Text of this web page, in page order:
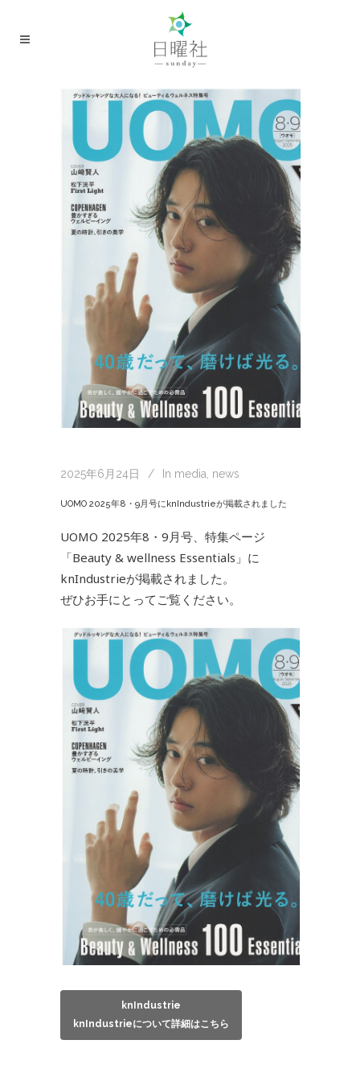
2025年6月24日 In media, news
UOMO 2025年8・9月号にknIndustrieが掲載されました
UOMO 2025年8・9月号、特集ページ
「Beauty & wellness Essentials」に
knIndustrieが掲載されました。
ぜひお手にとってご覧ください。
knIndustrie
knIndustrieについて詳細はこちら